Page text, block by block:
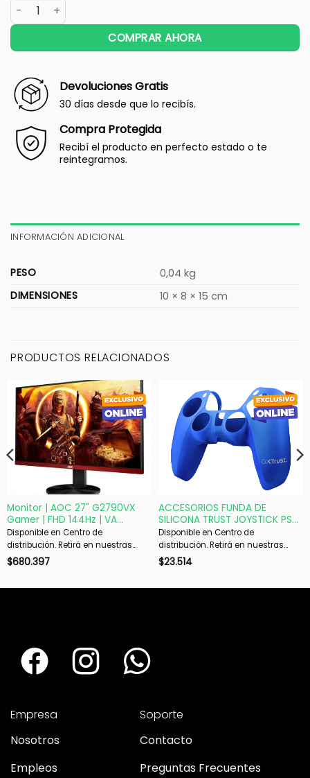
COMPRAR AHORA
Devoluciones Gratis
30 días desde que lo recibís.
Compra Protegida
Recibí el producto en perfecto estado o te
reintegramos.
INFORMACIÓN ADICIONAL
PESO
0,04 kg
DIMENSIONES
10 × 8 × 15 cm
PRODUCTOS RELACIONADOS
Monitor | AOC 27" G2790VX
Gamer | FHD 144Hz | VA
FreeSync Premium
Disponible en Centro de
distribución. Retirá en nuestras
sucursales en 48 hs hábiles. Si es
$680.397
ACCESORIOS FUNDA DE
SILICONA TRUST JOYSTICK PS5
BLUE GXT748
Disponible en Centro de
distribución. Retirá en nuestras
sucursales en 48 hs hábiles. Si es
$23.514
Empresa
Nosotros
Empleos
Soporte
Contacto
Preguntas Frecuentes